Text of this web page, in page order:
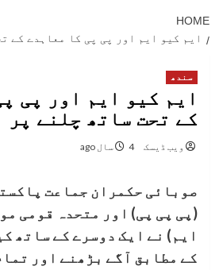
HOME
ایم کیو ایم اور پی پی کا معاہدے کے
سندھ
ایم کیو ایم اور پی
کے تحت ساتھ چلنے پر
ویب ڈیسک 4 سال ago
صوبائی حکمران جماعت
(پی پی پی) اور متحدہ قومی
ایم) نے ایک دوسرے کے ساتھ
کے مطابق آگے بڑھنے اور